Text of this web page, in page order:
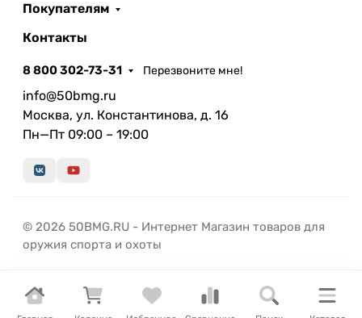
Покупателям
Контакты
8 800 302-73-31 Перезвоните мне!
info@50bmg.ru
Москва, ул. Константинова, д. 16
Пн—Пт 09:00 – 19:00
© 2026 50BMG.RU - Интернет Магазин товаров для
оружия спорта и охоты